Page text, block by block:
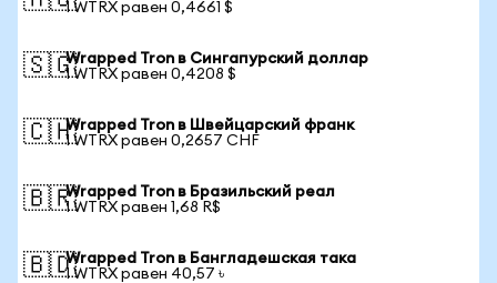
1 WTRX равен 0,4661 $
🇸🇬Wrapped Tron в Сингапурский доллар
1 WTRX равен 0,4208 $
🇨🇭Wrapped Tron в Швейцарский франк
1 WTRX равен 0,2657 CHF
🇧🇷Wrapped Tron в Бразильский реал
1 WTRX равен 1,68 R$
🇧🇩Wrapped Tron в Бангладешская така
1 WTRX равен 40,57 ৳